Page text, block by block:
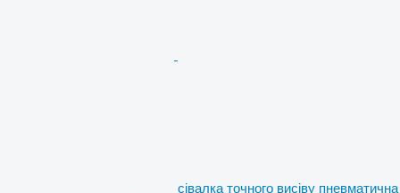
сівалка точного висіву пневматична